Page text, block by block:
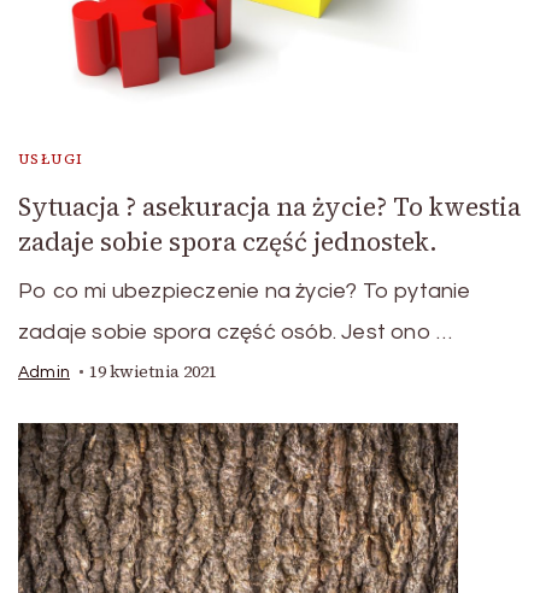
USŁUGI
Sytuacja ? asekuracja na życie? To kwestia
zadaje sobie spora część jednostek.
Po co mi ubezpieczenie na życie? To pytanie
zadaje sobie spora część osób. Jest ono …
Admin 19 kwietnia 2021